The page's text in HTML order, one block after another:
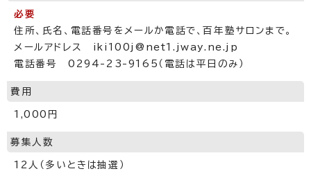
必要
住所、氏名、電話番号をメールか電話で、百年塾サロンまで。
メールアドレス iki100j@net1.jway.ne.jp
電話番号 0294-23-9165（電話は平日のみ）
費用
1,000円
募集人数
12人（多いときは抽選）